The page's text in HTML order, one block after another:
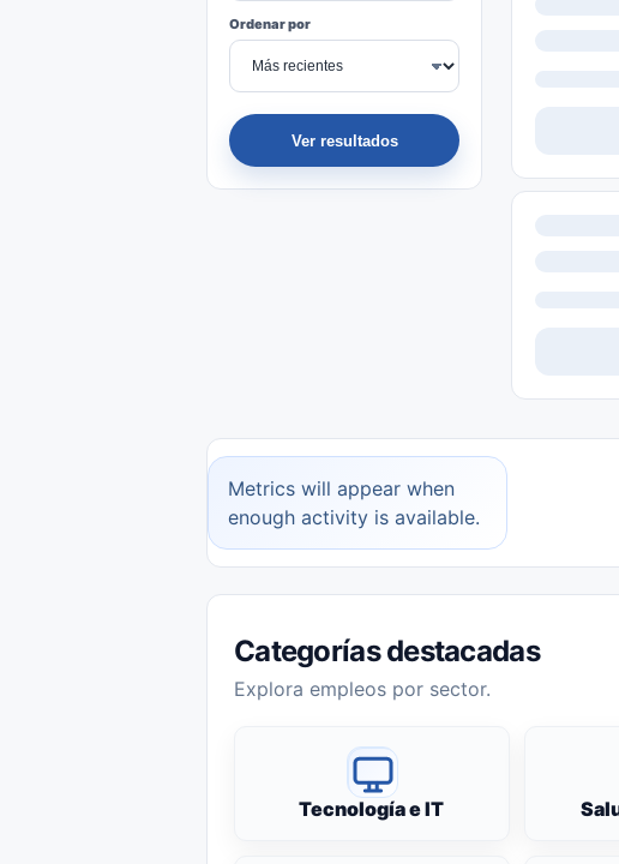
Ordenar por
Ver resultados
Metrics will appear when
enough activity is available.
Categorías destacadas
Explora empleos por sector.
Tecnología e IT